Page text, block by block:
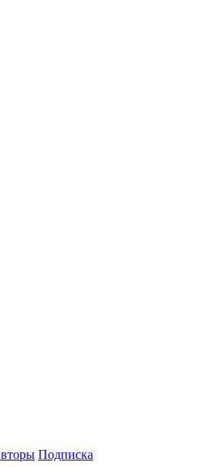
Подписка